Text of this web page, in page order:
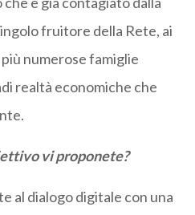
fruitore della Rete, ai
numerose famiglie
realtà economiche che
vi proponete?
al dialogo digitale con una